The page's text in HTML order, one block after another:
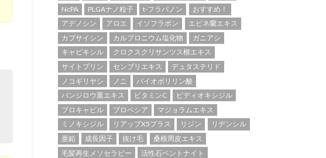
NcPA
PLGAナノ粒子 t-フラバノン
おすすめ！
アデノシン
アロエ イソフラボン
エビネ蘭エキス
カプサイシン
カルプロニウム塩化物
ガニアシ
キャピキシル
クロクスクリサンツス根エキス
サイトプリン
センブリエキス
デュタステリド
ノコギリヤシ
ノニ
バイオポリリン酸
バンジロウ葉エキス
ビタミンC
ピディオキシジル
プロキャピル
プロペシア
マジョラムエキス
ミノキシジル
リアップX5プラス リジン
リデンシル
亜鉛
成長因子 抜け毛
桑根周皮エキス
毛髪再生メソセラピー
活性石ベントナイト